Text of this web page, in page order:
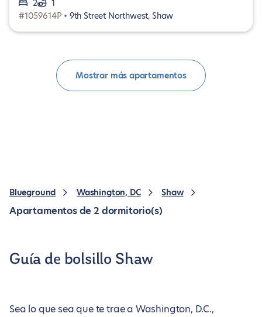
2
1
#1059614P • 9th Street Northwest, Shaw
Mostrar más apartamentos
Blueground Washington, DC Shaw
Apartamentos de 2 dormitorio(s)
Guía de bolsillo Shaw
Sea lo que sea que te trae a Washington, D.C.,